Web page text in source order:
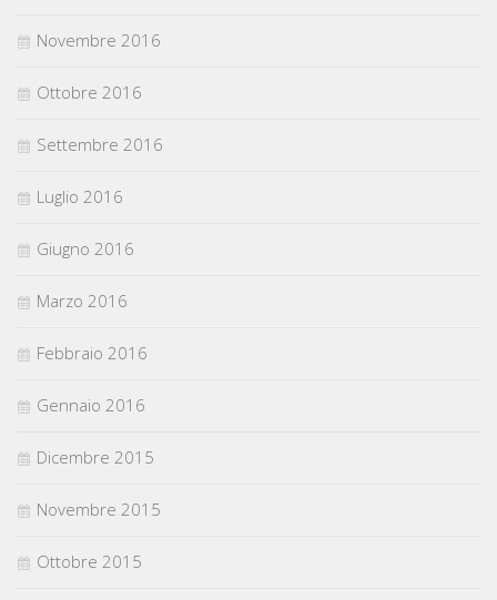
Novembre 2016
Ottobre 2016
Settembre 2016
Luglio 2016
Giugno 2016
Marzo 2016
Febbraio 2016
Gennaio 2016
Dicembre 2015
Novembre 2015
Ottobre 2015